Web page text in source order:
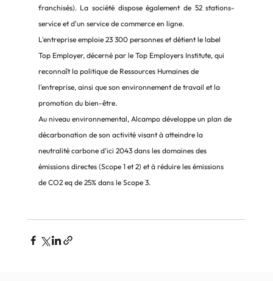
franchisés). La société dispose également de 52 stations-
service et d'un service de commerce en ligne.
L'entreprise emploie 23 300 personnes et détient le label
Top Employer, décerné par le Top Employers Institute, qui
reconnaît la politique de Ressources Humaines de
l'entreprise, ainsi que son environnement de travail et la
promotion du bien-être.
Au niveau environnemental, Alcampo développe un plan de
décarbonation de son activité visant à atteindre la
neutralité carbone d'ici 2043 dans les domaines des
émissions directes (Scope 1 et 2) et à réduire les émissions
de CO2 eq de 25% dans le Scope 3.